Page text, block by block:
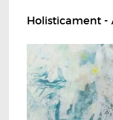
Holisticament -